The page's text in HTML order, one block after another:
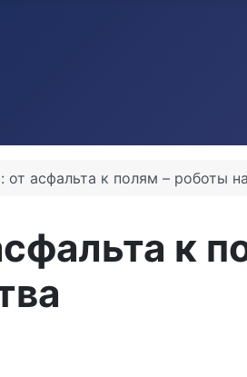
от асфальта к полям – роботы
к